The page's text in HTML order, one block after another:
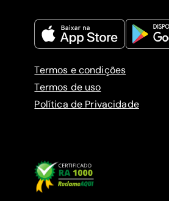
Termos e condições
Termos de uso
Política de Privacidade